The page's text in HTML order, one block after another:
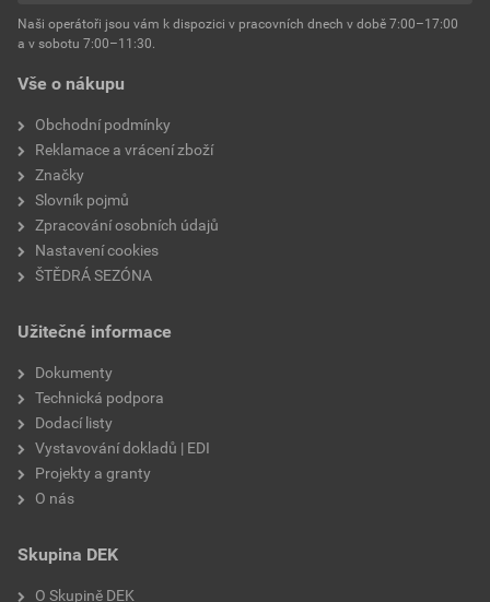
Vše o nákupu
Obchodní podmínky
Reklamace a vrácení zboží
Značky
Slovník pojmů
Zpracování osobních údajů
Nastavení cookies
ŠTĚDRÁ SEZÓNA
Užitečné informace
Dokumenty
Technická podpora
Dodací listy
Vystavování dokladů | EDI
Projekty a granty
O nás
Skupina DEK
O Skupině DEK
Naši operátoři jsou vám k dispozici v pracovních dnech v době 7:00–17:00
a v sobotu 7:00–11:30.